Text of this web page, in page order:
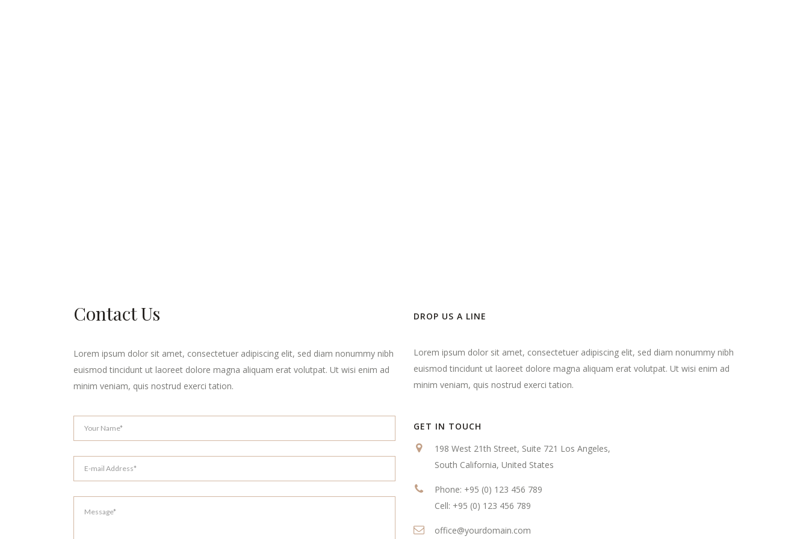
Contact Us
Lorem ipsum dolor sit amet, consectetuer adipiscing elit, sed diam nonummy nibh
euismod tincidunt ut laoreet dolore magna aliquam erat volutpat. Ut wisi enim ad
minim veniam, quis nostrud exerci tation.
DROP US A LINE
Lorem ipsum dolor sit amet, consectetuer adipiscing elit, sed diam nonummy nibh
euismod tincidunt ut laoreet dolore magna aliquam erat volutpat. Ut wisi enim ad
minim veniam, quis nostrud exerci tation.
GET IN TOUCH
198 West 21th Street, Suite 721 Los Angeles,
South California, United States
Phone: +95 (0) 123 456 789
Cell: +95 (0) 123 456 789
office@yourdomain.com